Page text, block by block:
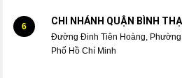
6 CHI NHÁNH QUẬN BÌNH
Đường Đinh Tiên Hoàng, Phường
Phố Hồ Chí Minh